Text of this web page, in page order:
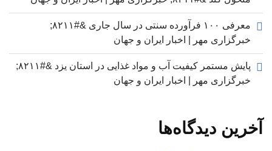
معرفی ۱۰۰ فرآورده سنتی در سال جاری &#۸۲۱۱;
خبرگزاری مهر | اخبار ایران و جهان
پایش مستمر کیفیت آب و مواد غذایی در استان یزد &#۸۲۱۱;
خبرگزاری مهر | اخبار ایران و جهان
آخرین دیدگاه‌ها